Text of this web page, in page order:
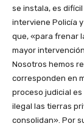
se instala, es
interviene Policía
que, «para frenar
mayor
Nosotros hemos
corresponden en
proceso judicial
ilegal las tierras
consolidan». Por